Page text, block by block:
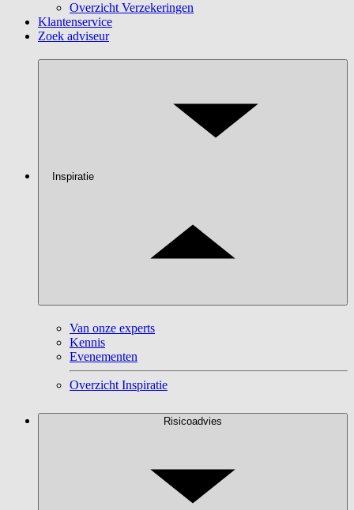
Overzicht Verzekeringen
Klantenservice
Zoek adviseur
Inspiratie
Van onze experts
Kennis
Evenementen
Overzicht Inspiratie
Risicoadvies